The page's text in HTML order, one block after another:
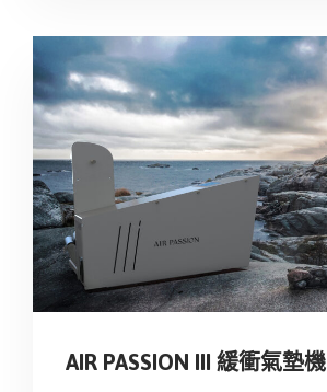
AIR PASSION III 緩衝氣墊機